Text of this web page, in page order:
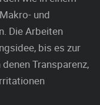
und
Die Arbeiten
bis es zur
Transparenz,